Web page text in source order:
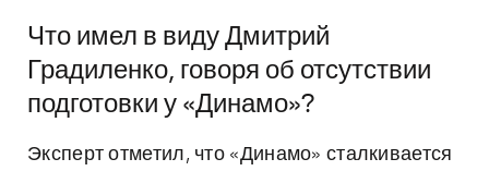
Что имел в виду Дмитрий
Градиленко, говоря об отсутствии
подготовки у «Динамо»?
Эксперт отметил, что «Динамо» сталкивается